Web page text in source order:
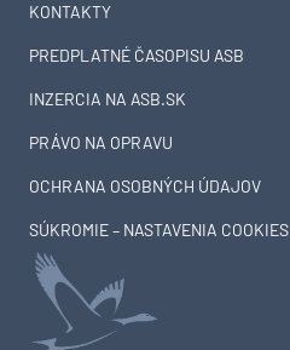
KONTAKTY
PREDPLATNÉ ČASOPISU ASB
INZERCIA NA ASB.SK
PRÁVO NA OPRAVU
OCHRANA OSOBNÝCH ÚDAJOV
SÚKROMIE – NASTAVENIA COOKIES